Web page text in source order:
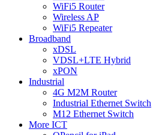
WiFi5 Router
Wireless AP
WiFi5 Repeater
Broadband
xDSL
VDSL+LTE Hybrid
xPON
Industrial
4G M2M Router
Industrial Ethernet Switch
M12 Ethernet Switch
More ICT